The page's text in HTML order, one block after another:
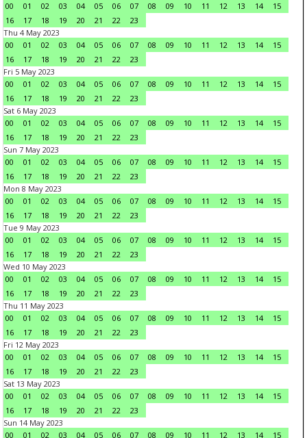
00
01 02 03 04 05 06 07 08 09 10 11 12 13 14
15
16
17 18 19 20 21 22
23
Thu 4 May 2023
00
01 02 03 04 05 06 07 08 09 10 11 12 13 14
15
16
17 18 19 20 21 22
23
Fri 5 May 2023
00
01 02 03 04 05 06 07 08 09 10 11 12 13 14
15
16
17 18 19 20 21 22
23
Sat 6 May 2023
00
01 02 03 04 05 06 07 08 09 10 11 12 13 14
15
16
17 18 19 20 21 22
23
Sun 7 May 2023
00
01 02 03 04 05 06 07 08 09 10 11 12 13 14
15
16
17 18 19 20 21 22
23
Mon 8 May 2023
00
01 02 03 04 05 06 07 08 09 10 11 12 13 14
15
16
17 18 19 20 21 22
23
Tue 9 May 2023
00
01 02 03 04 05 06 07 08 09 10 11 12 13 14
15
16
17 18 19 20 21 22
23
Wed 10 May 2023
00
01 02 03 04 05 06 07 08 09 10 11 12 13 14
15
16
17 18 19 20 21 22
23
Thu 11 May 2023
00
01 02 03 04 05 06 07 08 09 10 11 12 13 14
15
16
17 18 19 20 21 22
23
Fri 12 May 2023
00
01 02 03 04 05 06 07 08 09 10 11 12 13 14
15
16
17 18 19 20 21 22
23
Sat 13 May 2023
00
01 02 03 04 05 06 07 08 09 10 11 12 13 14
15
16
17 18 19 20 21 22
23
Sun 14 May 2023
00
01 02 03 04 05 06 07 08 09 10 11 12 13 14 15